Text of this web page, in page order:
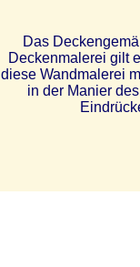
Das
Deckenmalerei gilt
diese Wandmalerei
in der Manier